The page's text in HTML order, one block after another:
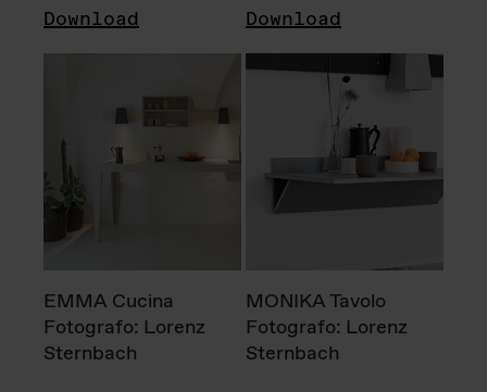
Download Download
EMMA Cucina
Fotografo: Lorenz
Sternbach
MONIKA Tavolo
Fotografo: Lorenz
Sternbach